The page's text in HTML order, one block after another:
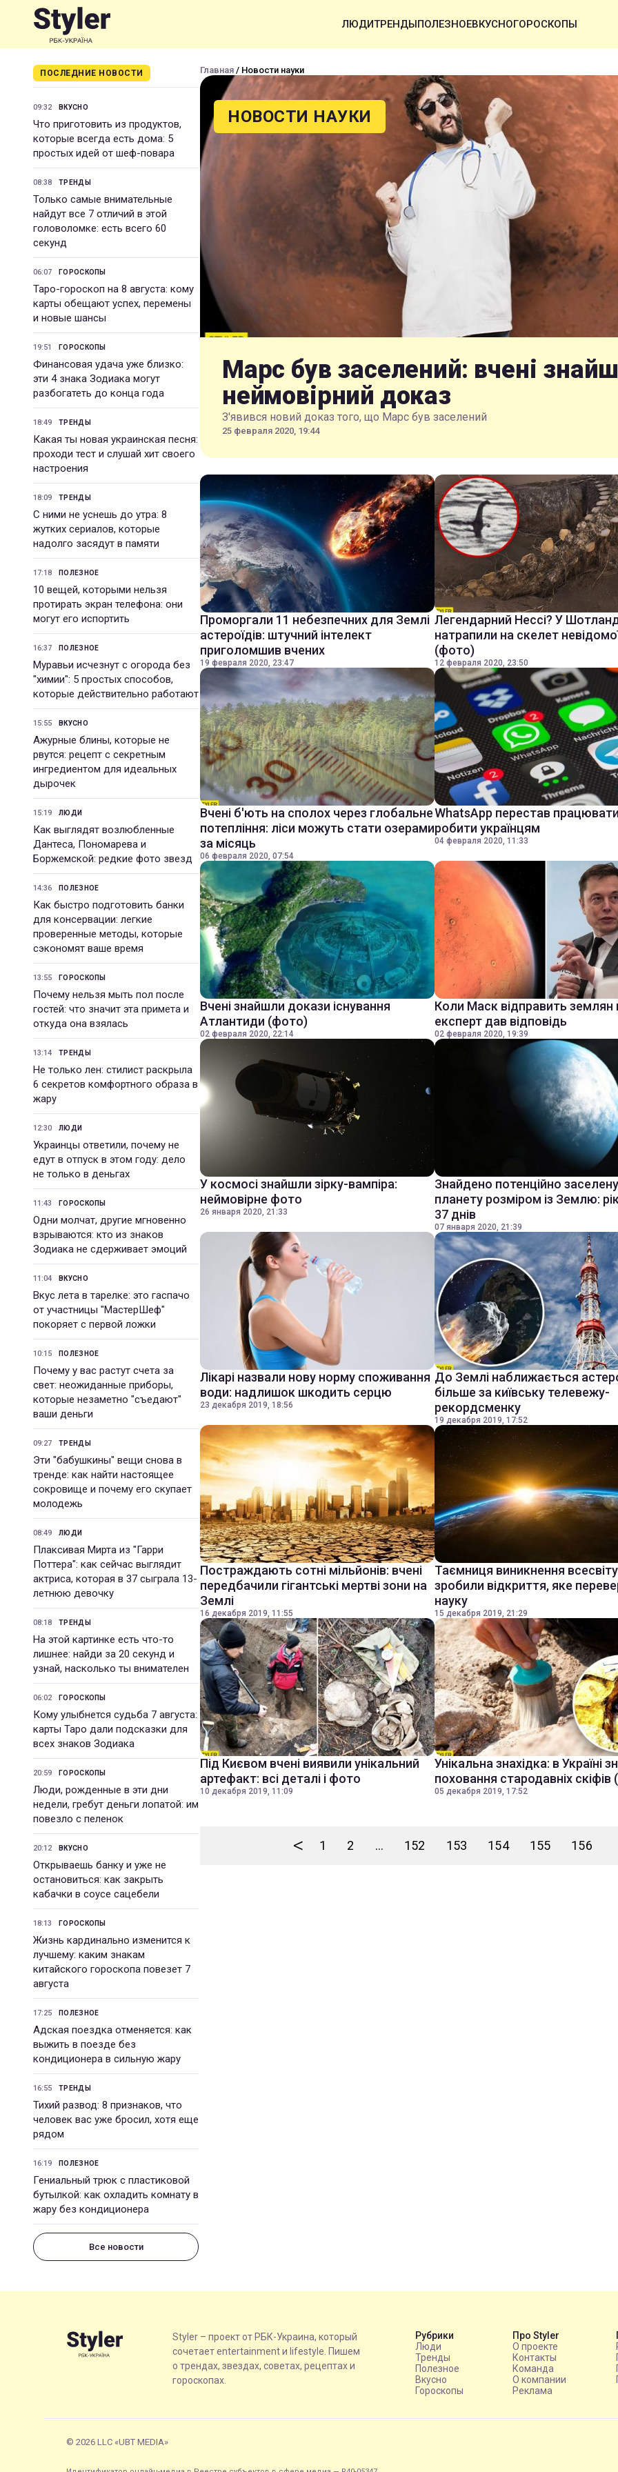
ЛЮДИТРЕНДЫПОЛЕЗНОЕВКУСНОГОРОСКОПЫ
ПОСЛЕДНИЕ НОВОСТИ
09:32 ВКУСНО
Что приготовить из продуктов,
которые всегда есть дома: 5
простых идей от шеф-повара
08:38 ТРЕНДЫ
Только самые внимательные
найдут все 7 отличий в этой
головоломке: есть всего 60
секунд
06:07 ГОРОСКОПЫ
Таро-гороскоп на 8 августа: кому
карты обещают успех, перемены
и новые шансы
19:51 ГОРОСКОПЫ
Финансовая удача уже близко:
эти 4 знака Зодиака могут
разбогатеть до конца года
18:49 ТРЕНДЫ
Какая ты новая украинская песня:
проходи тест и слушай хит своего
настроения
18:09 ТРЕНДЫ
С ними не уснешь до утра: 8
жутких сериалов, которые
надолго засядут в памяти
17:18 ПОЛЕЗНОЕ
10 вещей, которыми нельзя
протирать экран телефона: они
могут его испортить
16:37 ПОЛЕЗНОЕ
Муравьи исчезнут с огорода без
"химии": 5 простых способов,
которые действительно работают
15:55 ВКУСНО
Ажурные блины, которые не
рвутся: рецепт с секретным
ингредиентом для идеальных
дырочек
15:19 ЛЮДИ
Как выглядят возлюбленные
Дантеса, Пономарева и
Боржемской: редкие фото звезд
14:36 ПОЛЕЗНОЕ
Как быстро подготовить банки
для консервации: легкие
проверенные методы, которые
сэкономят ваше время
13:55 ГОРОСКОПЫ
Почему нельзя мыть пол после
гостей: что значит эта примета и
откуда она взялась
13:14 ТРЕНДЫ
Не только лен: стилист раскрыла
6 секретов комфортного образа в
жару
12:30 ЛЮДИ
Украинцы ответили, почему не
едут в отпуск в этом году: дело
не только в деньгах
11:43 ГОРОСКОПЫ
Одни молчат, другие мгновенно
взрываются: кто из знаков
Зодиака не сдерживает эмоций
11:04 ВКУСНО
Вкус лета в тарелке: это гаспачо
от участницы "МастерШеф"
покоряет с первой ложки
10:15 ПОЛЕЗНОЕ
Почему у вас растут счета за
свет: неожиданные приборы,
которые незаметно "съедают"
ваши деньги
09:27 ТРЕНДЫ
Эти "бабушкины" вещи снова в
тренде: как найти настоящее
сокровище и почему его скупает
молодежь
08:49 ЛЮДИ
Плаксивая Мирта из "Гарри
Поттера": как сейчас выглядит
актриса, которая в 37 сыграла 13-
летнюю девочку
08:18 ТРЕНДЫ
На этой картинке есть что-то
лишнее: найди за 20 секунд и
узнай, насколько ты внимателен
06:02 ГОРОСКОПЫ
Кому улыбнется судьба 7 августа:
карты Таро дали подсказки для
всех знаков Зодиака
20:59 ГОРОСКОПЫ
Люди, рожденные в эти дни
недели, гребут деньги лопатой: им
повезло с пеленок
20:12 ВКУСНО
Открываешь банку и уже не
остановиться: как закрыть
кабачки в соусе сацебели
18:13 ГОРОСКОПЫ
Жизнь кардинально изменится к
лучшему: каким знакам
китайского гороскопа повезет 7
августа
17:25 ПОЛЕЗНОЕ
Адская поездка отменяется: как
выжить в поезде без
кондиционера в сильную жару
16:55 ТРЕНДЫ
Тихий развод: 8 признаков, что
человек вас уже бросил, хотя еще
рядом
16:19 ПОЛЕЗНОЕ
Гениальный трюк с пластиковой
бутылкой: как охладить комнату в
жару без кондиционера
Все новости
Главная / Новости науки
НОВОСТИ НАУКИ
Марс був заселений: вчені
неймовірний доказ
З'явився новий доказ того, що Марс був заселений
25 февраля 2020, 19:44
Проморгали 11 небезпечних для Землі
астероїдів: штучний інтелект
приголомшив вчених
19 февраля 2020, 23:47
Легендарний Нессі? У
натрапили на скелет
(фото)
12 февраля 2020, 23:50
Вчені б'ють на сполох через глобальне
потепління: ліси можуть стати озерами
за місяць
06 февраля 2020, 07:54
WhatsApp перестав
робити українцям
04 февраля 2020, 11:33
Вчені знайшли докази існування
Атлантиди (фото)
02 февраля 2020, 22:14
Коли Маск відправить землян
експерт дав відповідь
02 февраля 2020, 19:39
У космосі знайшли зірку-вампіра:
неймовірне фото
26 января 2020, 21:33
Знайдено потенційно заселену
планету розміром із Землю:
37 днів
07 января 2020, 21:39
Лікарі назвали нову норму споживання
води: надлишок шкодить серцю
23 декабря 2019, 18:56
До Землі наближається
більше за київську телевежу-
рекордсменку
19 декабря 2019, 17:52
Постраждають сотні мільйонів: вчені
передбачили гігантські мертві зони на
Землі
16 декабря 2019, 11:55
Таємниця виникнення
зробили відкриття, яке
науку
15 декабря 2019, 21:29
Під Києвом вчені виявили унікальний
артефакт: всі деталі і фото
10 декабря 2019, 11:09
Унікальна знахідка: в Україні
поховання стародавніх
05 декабря 2019, 17:52
< 1 2 ... 152 153 154 155 156
Styler – проект от РБК-Украина, который
сочетает entertainment и lifestyle. Пишем
о трендах, звездах, советах, рецептах и
гороскопах.
Рубрики
Люди
Тренды
Полезное
Вкусно
Гороскопы
Про Styler
О проекте
Контакты
Команда
О компании
Реклама
© 2026 LLC «UBT MEDIA»